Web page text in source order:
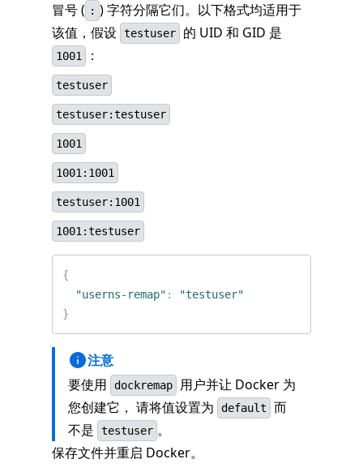
冒号 ( : ) 字符分隔它们。以下格式均适用于
该值，假设 testuser 的 UID 和 GID 是
1001 ：
testuser
testuser:testuser
1001
1001:1001
testuser:1001
1001:testuser
{
"userns-remap" :
"testuser"
}
注意
要使用
dockremap
用户并让 Docker 为
您创建它， 请将值设置为
default
而
不是
testuser 。
保存文件并重启 Docker。